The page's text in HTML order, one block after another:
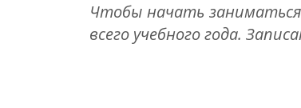
Чтобы начать
всего учебного года.